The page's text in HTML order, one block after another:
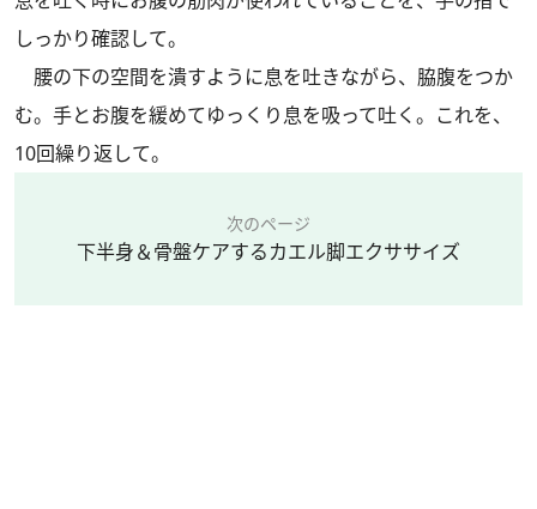
しっかり確認して。
腰の下の空間を潰すように息を吐きながら、脇腹をつか
む。手とお腹を緩めてゆっくり息を吸って吐く。これを、
10回繰り返して。
次のページ
下半身＆骨盤ケアするカエル脚エクササイズ